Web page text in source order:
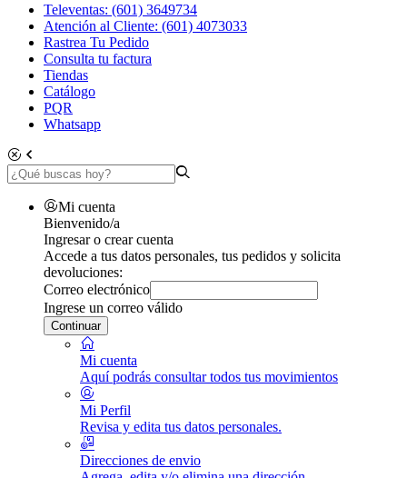
Televentas: (601) 3649734
Atención al Cliente: (601) 4073033
Rastrea Tu Pedido
Consulta tu factura
Tiendas
Catálogo
PQR
Whatsapp
Mi cuenta
Bienvenido/a
Ingresar o crear cuenta
Accede a tus datos personales, tus pedidos y solicita
devoluciones:
Correo electrónico
Ingrese un correo válido
Continuar
Mi cuenta
Aquí podrás consultar todos tus movimientos
Mi Perfil
Revisa y edita tus datos personales.
Direcciones de envio